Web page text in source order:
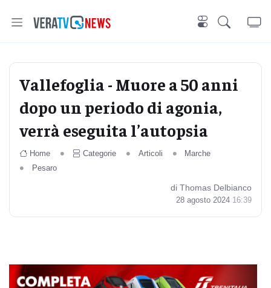
Vallefoglia - Muore a 50 anni
dopo un periodo di agonia,
verrà eseguita l’autopsia
Home Categorie Articoli
Marche
Pesaro
di Thomas Delbianco
28 agosto 2024 16:39